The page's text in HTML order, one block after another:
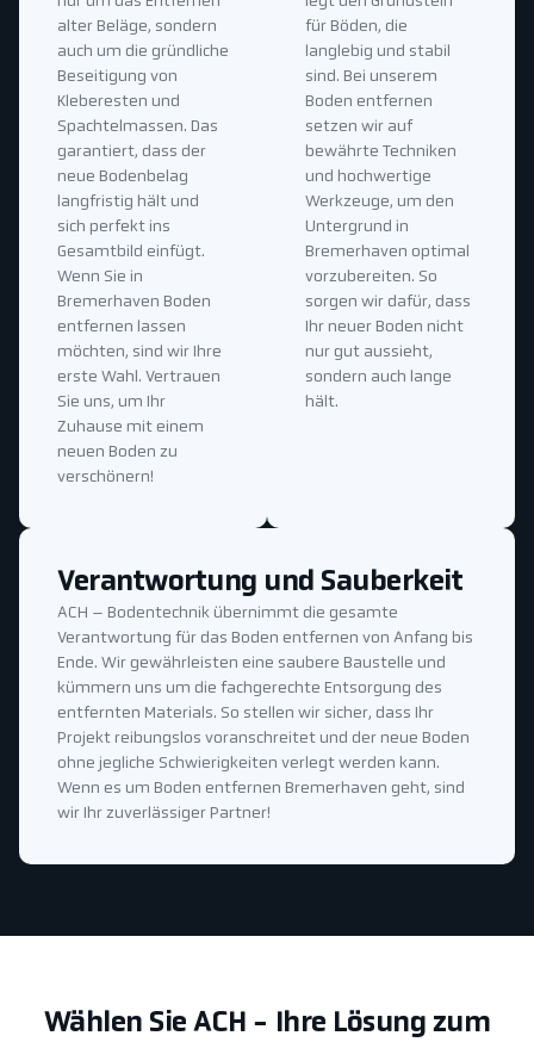
für Böden, die
langlebig und stabil
sind. Bei unserem
Boden entfernen
setzen wir auf
bewährte Techniken
und hochwertige
Werkzeuge, um den
Untergrund in
Bremerhaven optimal
vorzubereiten. So
sorgen wir dafür, dass
Ihr neuer Boden nicht
nur gut aussieht,
sondern auch lange
hält.
alter Beläge, sondern
auch um die gründliche
Beseitigung von
Kleberesten und
Spachtelmassen. Das
garantiert, dass der
neue Bodenbelag
langfristig hält und
sich perfekt ins
Gesamtbild einfügt.
Wenn Sie in
Bremerhaven Boden
entfernen lassen
möchten, sind wir Ihre
erste Wahl. Vertrauen
Sie uns, um Ihr
Zuhause mit einem
neuen Boden zu
verschönern!
Verantwortung und Sauberkeit
ACH – Bodentechnik übernimmt die gesamte
Verantwortung für das Boden entfernen von Anfang bis
Ende. Wir gewährleisten eine saubere Baustelle und
kümmern uns um die fachgerechte Entsorgung des
entfernten Materials. So stellen wir sicher, dass Ihr
Projekt reibungslos voranschreitet und der neue Boden
ohne jegliche Schwierigkeiten verlegt werden kann.
Wenn es um Boden entfernen Bremerhaven geht, sind
wir Ihr zuverlässiger Partner!
Wählen Sie ACH - Ihre Lösung zum